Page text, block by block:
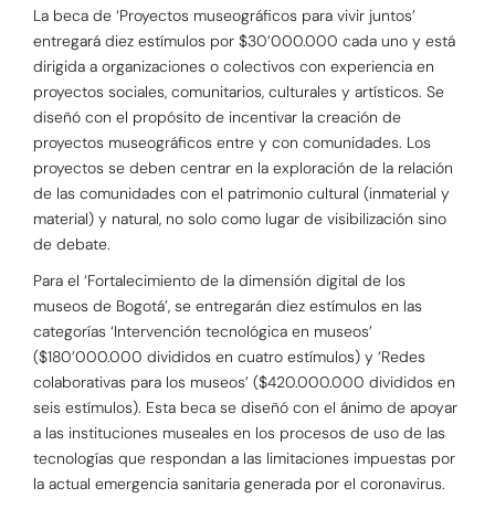
La beca de ‘Proyectos museográficos para vivir juntos’
entregará diez estímulos por $30’000.000 cada uno y está
dirigida a organizaciones o colectivos con experiencia en
proyectos sociales, comunitarios, culturales y artísticos. Se
diseñó con el propósito de incentivar la creación de
proyectos museográficos entre y con comunidades. Los
proyectos se deben centrar en la exploración de la relación
de las comunidades con el patrimonio cultural (inmaterial y
material) y natural, no solo como lugar de visibilización sino
de debate.
Para el ‘Fortalecimiento de la dimensión digital de los
museos de Bogotá’, se entregarán diez estímulos en las
categorías ‘Intervención tecnológica en museos’
($180’000.000 divididos en cuatro estímulos) y ‘Redes
colaborativas para los museos’ ($420.000.000 divididos en
seis estímulos). Esta beca se diseñó con el ánimo de apoyar
a las instituciones museales en los procesos de uso de las
tecnologías que respondan a las limitaciones impuestas por
la actual emergencia sanitaria generada por el coronavirus.